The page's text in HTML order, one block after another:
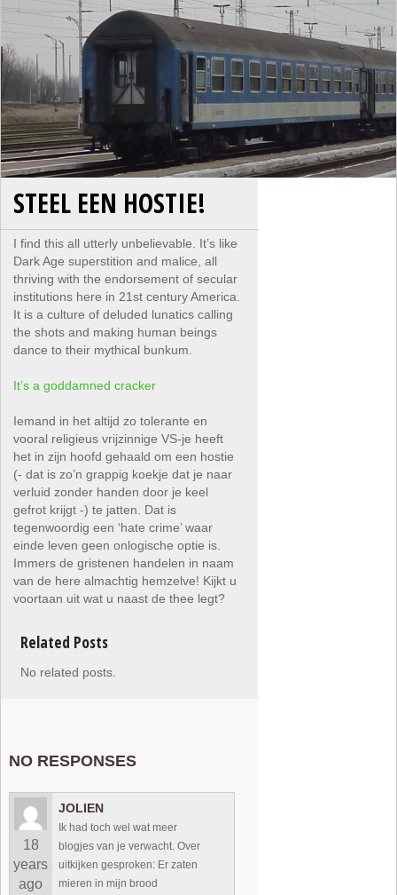
STEEL EEN HOSTIE!
I find this all utterly unbelievable. It’s like
Dark Age superstition and malice, all
thriving with the endorsement of secular
institutions here in 21st century America.
It is a culture of deluded lunatics calling
the shots and making human beings
dance to their mythical bunkum.
It’s a goddamned cracker
Iemand in het altijd zo tolerante en
vooral religieus vrijzinnige VS-je heeft
het in zijn hoofd gehaald om een hostie
(- dat is zo’n grappig koekje dat je naar
verluid zonder handen door je keel
gefrot krijgt -) te jatten. Dat is
tegenwoordig een ‘hate crime’ waar
einde leven geen onlogische optie is.
Immers de gristenen handelen in naam
van de here almachtig hemzelve! Kijkt u
voortaan uit wat u naast de thee legt?
Related Posts
No related posts.
NO RESPONSES
18
years
ago
JOLIEN
Ik had toch wel wat meer
blogjes van je verwacht. Over
uitkijken gesproken: Er zaten
mieren in mijn brood